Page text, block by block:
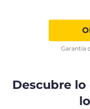
Garantía
Descubre